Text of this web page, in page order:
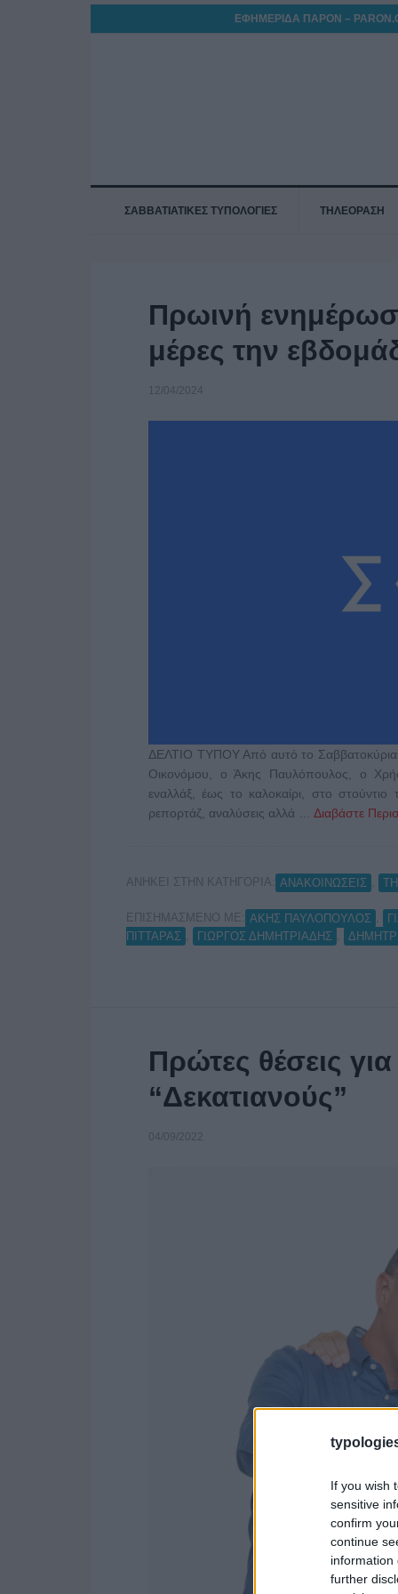
If you wish
sensitive
confirm
continue
information
further
ΕΦΗΜΕΡΙΔΑ ΠΑΡΟΝ –
ΣΑΒΒΑΤΙΑΤΙΚΕΣ ΤΥΠΟΛΟΓΙΕΣ ΤΗΛΕΟΡΑΣΗ
Πρωινή
μέρες την
12/04/2024
ΔΕΛΤΙΟ ΤΥΠΟΥ Από αυτό το
Οικονόμου, ο Άκης Παυλόπουλος, ο
εναλλάξ, έως το καλοκαίρι, στο
ρεπορτάζ, αναλύσεις αλλά … Διαβάστε
ΑΝΗΚΕΙ ΣΤΗΝ ΚΑΤΗΓΟΡΙΑ: ΑΝΑΚΟΙΝΩΣΕΙΣ
ΕΠΙΣΗΜΑΣΜΕΝΟ ΜΕ: ΑΚΗΣ ΠΑΥΛΟΠΟΥΛΟΣ
ΠΙΤΤΑΡΑΣ
ΓΙΩΡΓΟΣ ΔΗΜΗΤΡΙΑΔΗΣ
Πρώτες θέσεις για
“Δεκατιανούς”
04/09/2022